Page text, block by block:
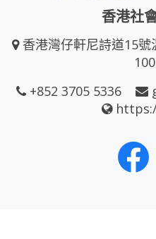
香港社
香港灣仔軒尼詩道15號
+852 3705 5336